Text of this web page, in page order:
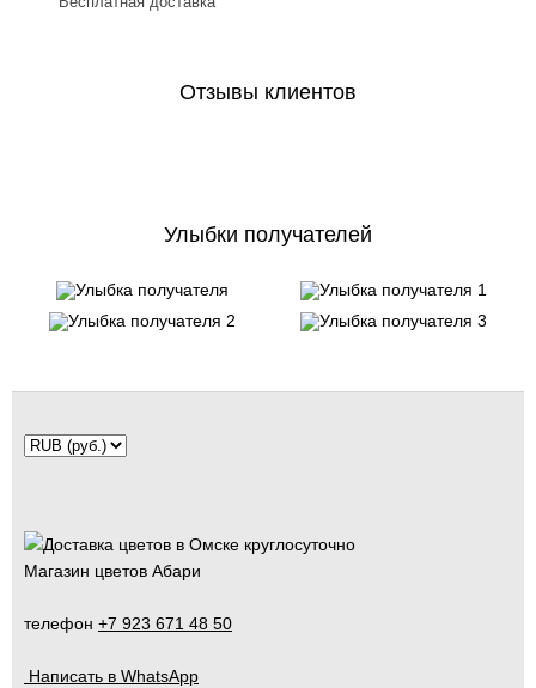
Отзывы клиентов
Улыбки получателей
Магазин цветов Абари
телефон +7 923 671 48 50
Написать в WhatsApp